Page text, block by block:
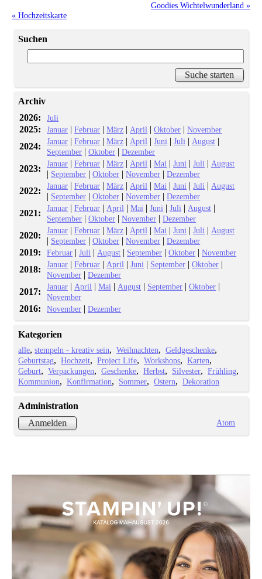
Goodies Wichtelwunderland »
« Hochzeitskarte
Suchen
Archiv
2026:
Juli
2025: Januar |Februar |März | April |Oktober |November
2024: Januar |Februar |März | April |Juni |Juli | August |
September |Oktober |Dezember
2023: Januar |Februar |März | April |Mai |Juni |Juli | August
| September |Oktober |November |Dezember
2022: Januar |Februar |März | April |Mai |Juni |Juli | August
| September |Oktober |November |Dezember
2021: Januar |Februar | April |Mai |Juni |Juli | August |
September |Oktober |November |Dezember
2020: Januar |Februar |März | April |Mai |Juni |Juli | August
| September |Oktober |November |Dezember
2019: Februar |Juli | August | September |Oktober |November
2018: Januar |Februar | April |Juni | September |Oktober |
November |Dezember
2017: Januar | April |Mai | August | September |Oktober |
November
2016: November |Dezember
Kategorien
alle stempeln - kreativ sein Weihnachten
Geldgeschenke
Geburtstag
Hochzeit Project Life Workshops
Karten
Geburt
Verpackungen Geschenke Herbst Silvester
Frühling
Kommunion
Konfirmation Sommer Ostern Dekoration
Administration
Anmelden
Atom